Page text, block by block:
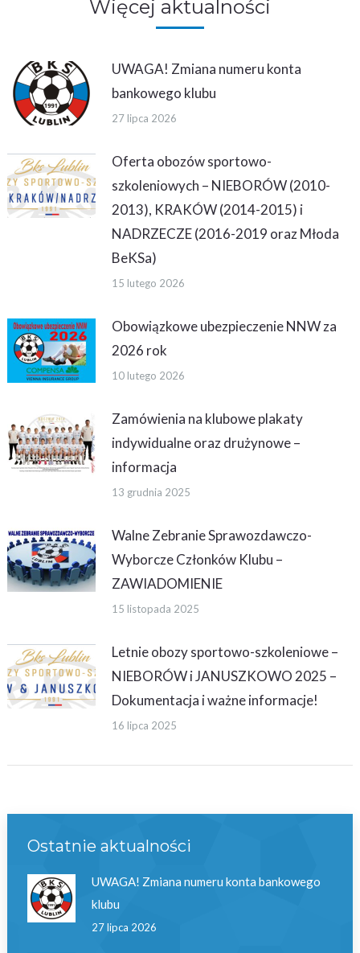
Więcej aktualności
UWAGA! Zmiana numeru konta
bankowego klubu
27 lipca 2026
Oferta obozów sportowo-
szkoleniowych – NIEBORÓW (2010-
2013), KRAKÓW (2014-2015) i
NADRZECZE (2016-2019 oraz Młoda
BeKSa)
15 lutego 2026
Obowiązkowe ubezpieczenie NNW za
2026 rok
10 lutego 2026
Zamówienia na klubowe plakaty
indywidualne oraz drużynowe –
informacja
13 grudnia 2025
Walne Zebranie Sprawozdawczo-
Wyborcze Członków Klubu –
ZAWIADOMIENIE
15 listopada 2025
Letnie obozy sportowo-szkoleniowe –
NIEBORÓW i JANUSZKOWO 2025 –
Dokumentacja i ważne informacje!
16 lipca 2025
Ostatnie aktualności
UWAGA! Zmiana numeru konta bankowego
klubu
27 lipca 2026